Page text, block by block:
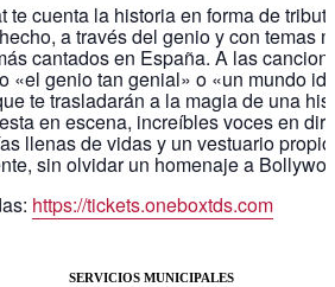
te cuenta la historia en forma de
a través del genio y con temas
cantados en España. A las
«el genio tan genial» o «un mundo
te trasladarán a la magia de una
en escena, increíbles voces en
llenas de vidas y un vestuario
sin olvidar un homenaje a
https://tickets.oneboxtds.com
SERVICIOS MUNICIPALES